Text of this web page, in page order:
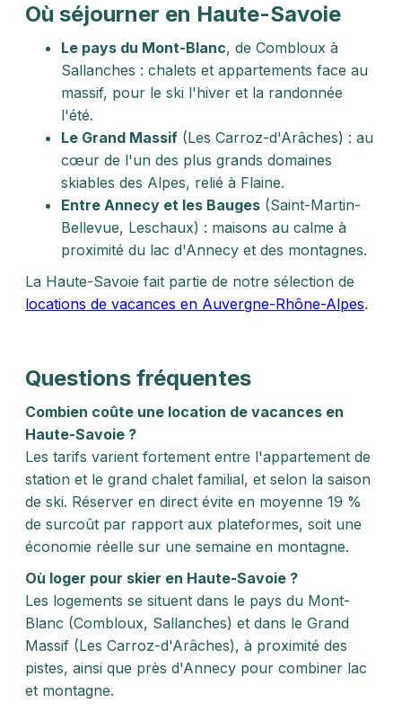
Où séjourner en Haute-Savoie
Le pays du Mont-Blanc, de Combloux à
Sallanches : chalets et appartements face au
massif, pour le ski l'hiver et la randonnée
l'été.
Le Grand Massif (Les Carroz-d'Arâches) : au
cœur de l'un des plus grands domaines
skiables des Alpes, relié à Flaine.
Entre Annecy et les Bauges (Saint-Martin-
Bellevue, Leschaux) : maisons au calme à
proximité du lac d'Annecy et des montagnes.
La Haute-Savoie fait partie de notre sélection de
locations de vacances en Auvergne-Rhône-Alpes.
Questions fréquentes
Combien coûte une location de vacances en
Haute-Savoie ?
Les tarifs varient fortement entre l'appartement de
station et le grand chalet familial, et selon la saison
de ski. Réserver en direct évite en moyenne 19 %
de surcoût par rapport aux plateformes, soit une
économie réelle sur une semaine en montagne.
Où loger pour skier en Haute-Savoie ?
Les logements se situent dans le pays du Mont-
Blanc (Combloux, Sallanches) et dans le Grand
Massif (Les Carroz-d'Arâches), à proximité des
pistes, ainsi que près d'Annecy pour combiner lac
et montagne.